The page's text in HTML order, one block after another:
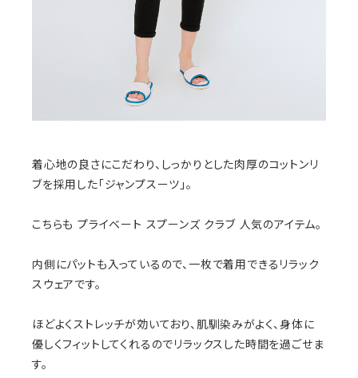
着心地の良さにこだわり、しっかりとした肉厚のコットンリ
ブを採用した「ジャンプスーツ」。
こちらも プライベート スプーンズ クラブ 人気のアイテム。
内側にパットも入っているので、一枚で着用できるリラック
スウェアです。
ほどよくストレッチが効いており、肌馴染みがよく、身体に
優しくフィットしてくれるのでリラックスした時間を過ごせま
す。